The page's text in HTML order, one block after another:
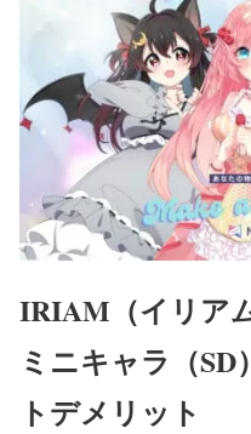
IRIAM（イリア
ミニキャラ（
トデメリット